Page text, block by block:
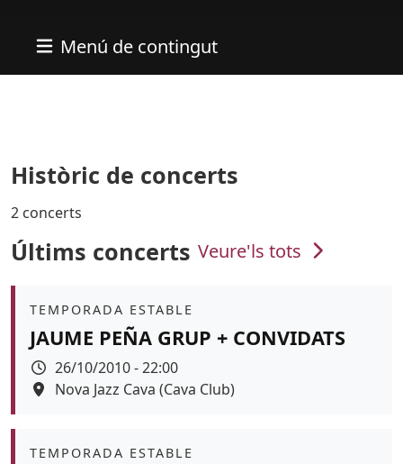
Menú de contingut
Històric de concerts
2 concerts
Últims concerts Veure'ls tots
Àmbit
TEMPORADA ESTABLE
JAUME PEÑA GRUP + CONVIDATS
Data
26/10/2010 - 22:00
Espai
Nova Jazz Cava (Cava Club)
Àmbit
TEMPORADA ESTABLE